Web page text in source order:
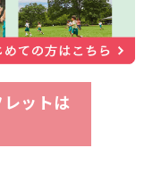
ットは